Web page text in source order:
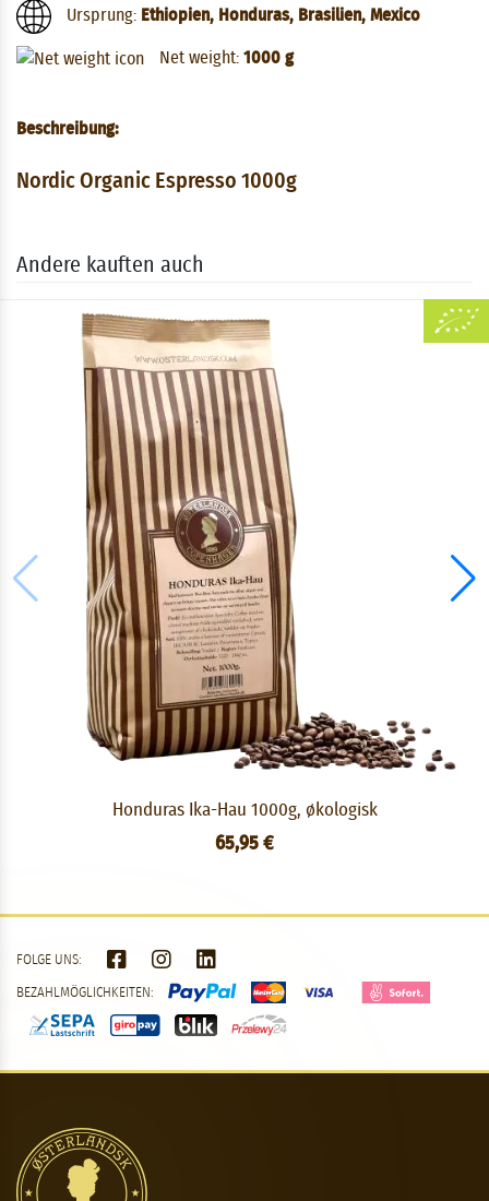
Ursprung: Ethiopien, Honduras, Brasilien, Mexico
Net weight: 1000 g
Beschreibung:
Nordic Organic Espresso 1000g
Andere kauften auch
Honduras Ika-Hau 1000g, økologisk
65,95 €
FOLGE UNS:
BEZAHLMÖGLICHKEITEN: